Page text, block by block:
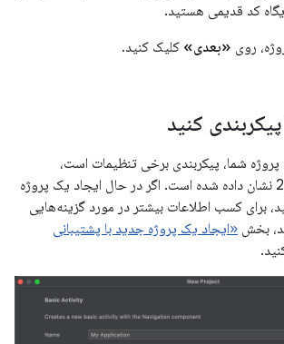
کد قدیمی هستید.
روی «بعدی» کلیک کنید.
کنید
پروژه شما، پیکربندی برخی تنظیمات است،
برای کسب اطلاعات بیشتر در مورد گزینه‌هایی
بخش «ایجاد یک پروژه جدید با پشتیبانی